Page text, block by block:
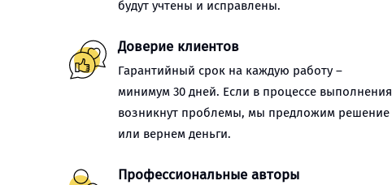
будут учтены и исправлены.
Доверие клиентов
Гарантийный срок на каждую работу –
минимум 30 дней. Если в процессе выполнения
возникнут проблемы, мы предложим решение
или вернем деньги.
Профессиональные авторы